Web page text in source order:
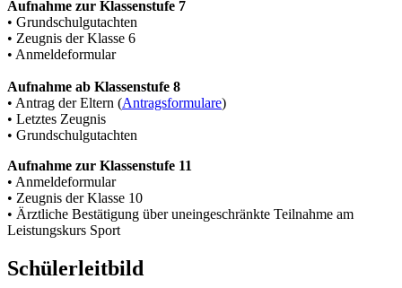
Aufnahme zur Klassenstufe 7
• Grundschulgutachten
• Zeugnis der Klasse 6
• Anmeldeformular
Aufnahme ab Klassenstufe 8
• Antrag der Eltern (Antragsformulare)
• Letztes Zeugnis
• Grundschulgutachten
Aufnahme zur Klassenstufe 11
• Anmeldeformular
• Zeugnis der Klasse 10
• Ärztliche Bestätigung über uneingeschränkte Teilnahme am
Leistungskurs Sport
Schülerleitbild